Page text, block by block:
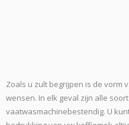
Zoals u zult begrijpen is de vorm
wensen. In elk geval zijn alle
vaatwasmachinebestendig. U